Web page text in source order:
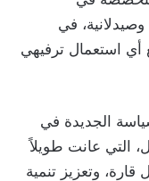
في
أي استعمال ترفيهي
الجديدة في
التي عانت طويلاً
وتعزيز تنمية